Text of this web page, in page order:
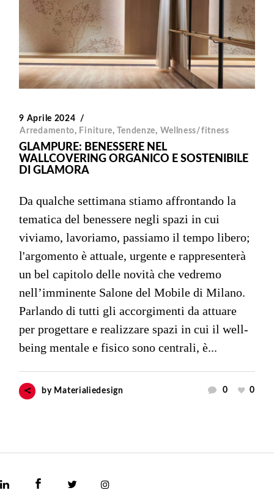
9 Aprile 2024
Arredamento, Finiture,Tendenze, Wellness/fitness
GLAMPURE: BENESSERE NEL
WALLCOVERING ORGANICO E SOSTENIBILE
DI GLAMORA
Da qualche settimana stiamo affrontando la
tematica del benessere negli spazi in cui
viviamo, lavoriamo, passiamo il tempo libero;
l'argomento è attuale, urgente e rappresenterà
un bel capitolo delle novità che vedremo
nell’imminente Salone del Mobile di Milano.
Parlando di tutti gli accorgimenti da attuare
per progettare e realizzare spazi in cui il well-
being mentale e fisico sono centrali, è...
by Materialiedesign 0 0